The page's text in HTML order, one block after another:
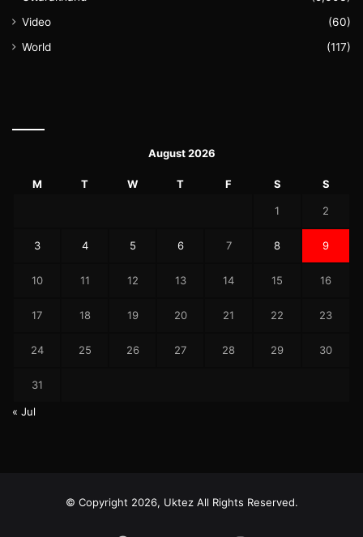
Video
(60)
World
(117)
August 2026
M T W T F S S
1 2
3 4 5 6 7 8 9
10 11 12 13 14 15 16
17 18 19 20 21 22 23
24 25 26 27 28 29 30
31
« Jul
© Copyright 2026, Uktez All Rights Reserved.